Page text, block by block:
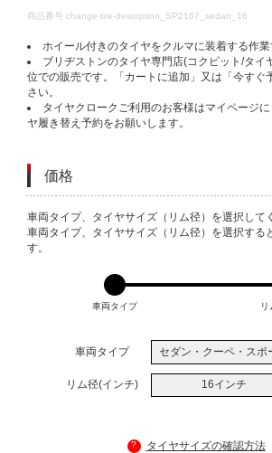
DETAILS
商品番号 change-tire-desorption_SP2167_sedan_16
ホイール付きのタイヤをクルマに装着する作業
ブリヂストンのタイヤ専門店(コクピット/タイ
位での販売です。「カートに追加」又は「今すぐ
さい。
タイヤクロークご利用のお客様はマイページ
ヤ履き替え予約をお願いします。
価格
VARIATIONS
車両タイプ、タイヤサイズ（リム径）を選択して
車両タイプ、タイヤサイズ（リム径）を選択する
す。
車両タイプ
車両タイプ セダン・クーペ・スポ
リム径(インチ) 16インチ
? タイヤサイズの確認方法